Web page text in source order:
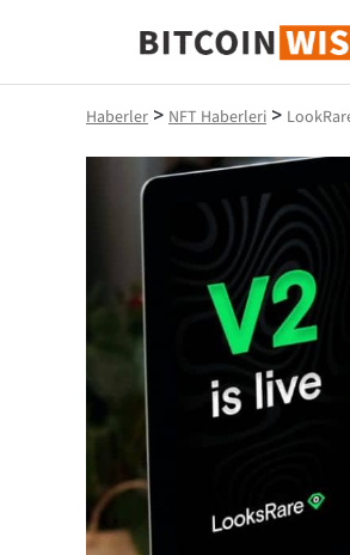
Bitcoin Bilgeliği
Haberler > NFT Haberleri >